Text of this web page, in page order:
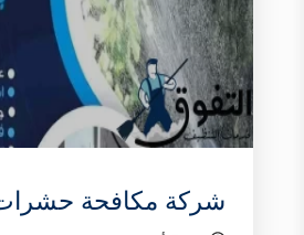
شركة مكافحة حشرات